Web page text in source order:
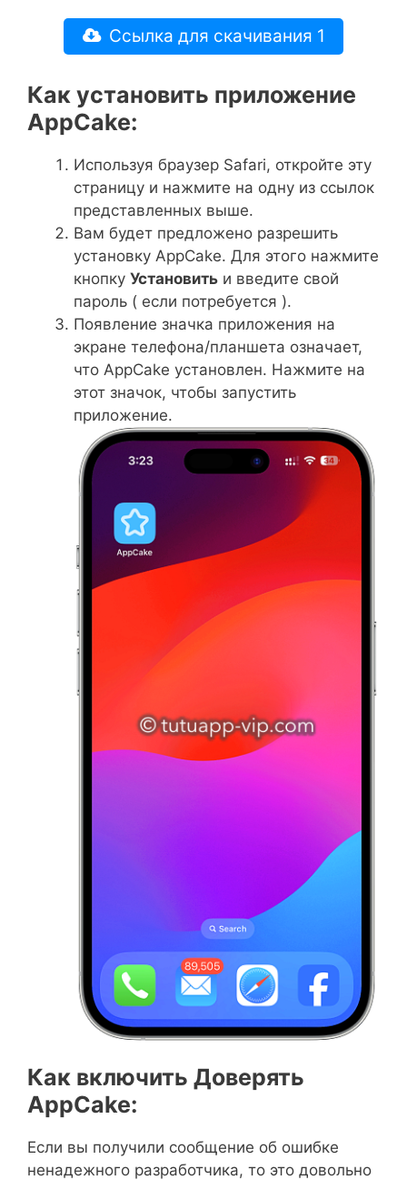
Ссылка для скачивания 1
Как установить приложение
AppCake:
Используя браузер Safari, откройте эту
страницу и нажмите на одну из ссылок
представленных выше.
Вам будет предложено разрешить
установку AppCake. Для этого нажмите
кнопку Установить и введите свой
пароль ( если потребуется ).
Появление значка приложения на
экране телефона/планшета означает,
что AppCake установлен. Нажмите на
этот значок, чтобы запустить
приложение.
Как включить Доверять
AppCake:
Если вы получили сообщение об ошибке
ненадежного разработчика, то это довольно